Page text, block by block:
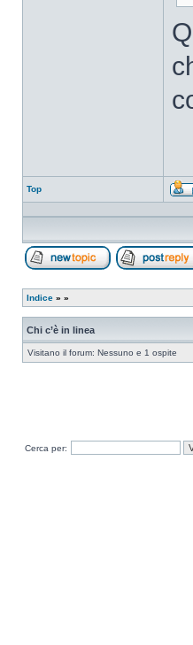
Top
Indice » »
Chi c’è in linea
Visitano il forum: Nessuno e 1 ospite
Cerca per: